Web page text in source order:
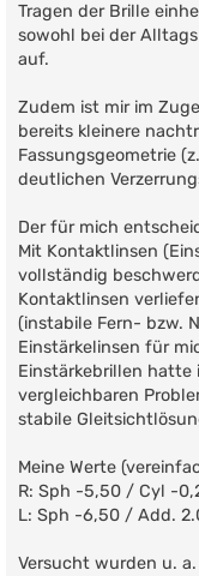
Tragen der Brille
sowohl bei der
auf.
Zudem ist mir im
bereits kleinere
Fassungsgeometrie
deutlichen
Der für mich
Mit Kontaktlinsen
vollständig
Kontaktlinsen
(instabile Fern- bzw.
Einstärkelinsen für
Einstärkebrillen hatte
vergleichbaren
stabile
Meine Werte
R: Sph -5,50 / Cyl -
L: Sph -6,50 / Add.
Versucht wurden u.